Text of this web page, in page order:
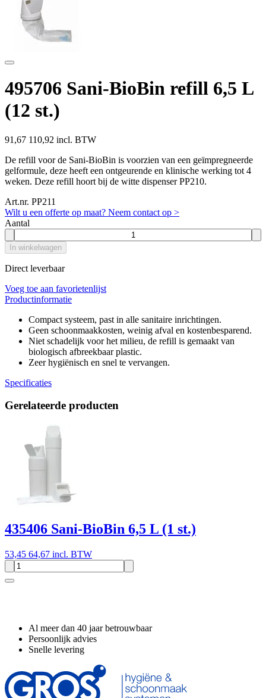
495706 Sani-BioBin refill 6,5 L
(12 st.)
91,67 110,92 incl. BTW
De refill voor de Sani-BioBin is voorzien van een geïmpregneerde
gelformule, deze heeft een ontgeurende en klinische werking tot 4
weken. Deze refill hoort bij de witte dispenser PP210.
Art.nr. PP211
Wilt u een offerte op maat? Neem contact op >
Aantal
In winkelwagen
Direct leverbaar
Voeg toe aan favorietenlijst
Productinformatie
Compact systeem, past in alle sanitaire inrichtingen.
Geen schoonmaakkosten, weinig afval en kostenbesparend.
Niet schadelijk voor het milieu, de refill is gemaakt van
biologisch afbreekbaar plastic.
Zeer hygiënisch en snel te vervangen.
Specificaties
Gerelateerde producten
435406 Sani-BioBin 6,5 L (1 st.)
53,45 64,67 incl. BTW
Al meer dan 40 jaar betrouwbaar
Persoonlijk advies
Snelle levering